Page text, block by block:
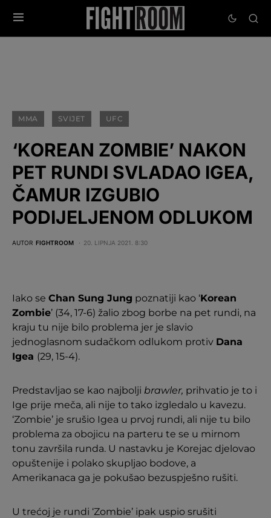
MMA SVIJET UFC
‘KOREAN ZOMBIE’ NAKON
PET RUNDI SVLADAO IGEA,
ČAMUR IZGUBIO
PODIJELJENOM ODLUKOM
AUTOR FIGHTROOM 20. LIPNJA 2021. 8:30
Iako se Chan Sung Jung poznatiji kao ‘Korean
Zombie’ (34, 17-6) žalio zbog borbe na pet rundi, na
kraju tu nije bilo problema jer je slavio
jednoglasnom sudačkom odlukom protiv Dana
Igea (29, 15-4).
Predstavljao se kao najbolji brawler, prihvatio je to i
Ige prije meča, ali nije to tako izgledalo u kavezu.
‘Zombie’ je srušio Igea u prvoj rundi, ali nije tu bilo
problema za obojicu na parteru te se u mirnom
tonu završila runda. U nastavku je Korejac djelovao
opuštenije i polako skupljao bodove, a
Amerikanaca ga je pokušao bezuspješno rušiti.
U trećoj je rundi ‘Zombie’ ipak uspio srušiti